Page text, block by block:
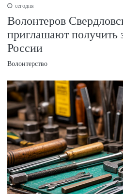
сегодня
Волонтеров
приглашают получить
России
Волонтерство